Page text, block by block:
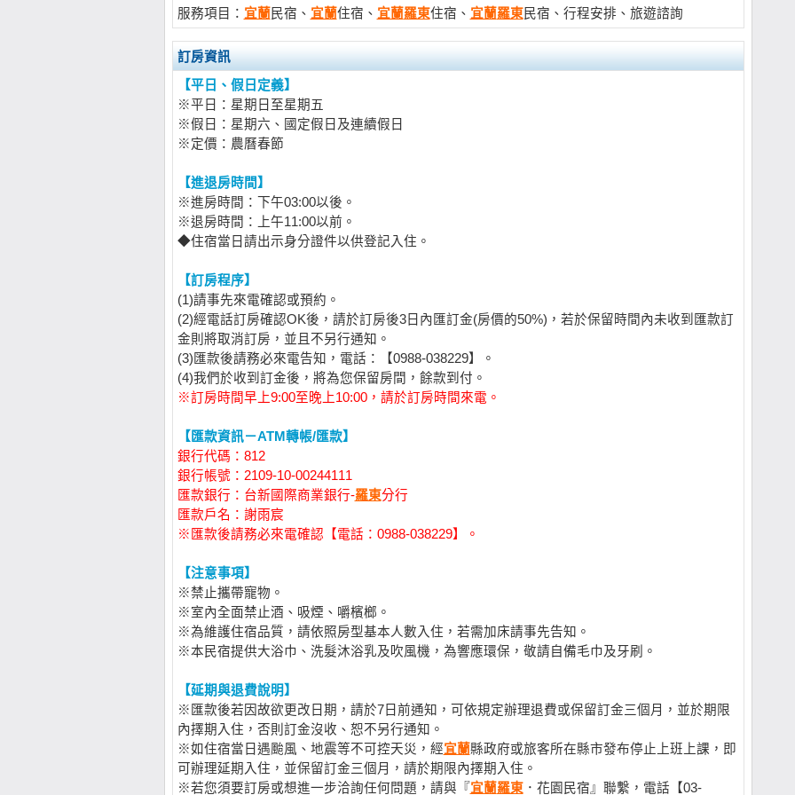
服務項目： 宜蘭民宿、 宜蘭住宿、 宜蘭羅東住宿、 宜蘭羅東民宿、行程安排、旅遊諮詢
訂房資訊
【平日、假日定義】
※平日：星期日至星期五
※假日：星期六、國定假日及連續假日
※定價：農曆春節
【進退房時間】
※進房時間：下午03:00以後。
※退房時間：上午11:00以前。
◆住宿當日請出示身分證件以供登記入住。
【訂房程序】
(1)請事先來電確認或預約。
(2)經電話訂房確認OK後，請於訂房後3日內匯訂金(房價的50%)，若於保留時間內未收到匯款訂
金則將取消訂房，並且不另行通知。
(3)匯款後請務必來電告知，電話：【0988-038229】。
(4)我們於收到訂金後，將為您保留房間，餘款到付。
※訂房時間早上9:00至晚上10:00，請於訂房時間來電。
【匯款資訊－ATM轉帳/匯款】
銀行代碼：812
銀行帳號：2109-10-00244111
匯款銀行：台新國際商業銀行-羅東分行
匯款戶名：謝雨宸
※匯款後請務必來電確認【電話：0988-038229】。
【注意事項】
※禁止攜帶寵物。
※室內全面禁止酒、吸煙、嚼檳榔。
※為維護住宿品質，請依照房型基本人數入住，若需加床請事先告知。
※本民宿提供大浴巾、洗髮沐浴乳及吹風機，為響應環保，敬請自備毛巾及牙刷。
【延期與退費說明】
※匯款後若因故欲更改日期，請於7日前通知，可依規定辦理退費或保留訂金三個月，並於期限
內擇期入住，否則訂金沒收、恕不另行通知。
※如住宿當日遇颱風、地震等不可控天災，經宜蘭縣政府或旅客所在縣市發布停止上班上課，即
可辦理延期入住，並保留訂金三個月，請於期限內擇期入住。
※若您須要訂房或想進一步洽詢任何問題，請與『宜蘭羅東．花園民宿』聯繫，電話【03-